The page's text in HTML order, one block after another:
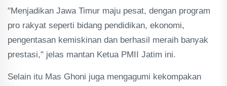
"Menjadikan Jawa Timur maju pesat, dengan program
pro rakyat seperti bidang pendidikan, ekonomi,
pengentasan kemiskinan dan berhasil meraih banyak
prestasi," jelas mantan Ketua PMII Jatim ini.
Selain itu Mas Ghoni juga mengagumi kekompakan